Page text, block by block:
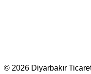
© 2026 Diyarbakır